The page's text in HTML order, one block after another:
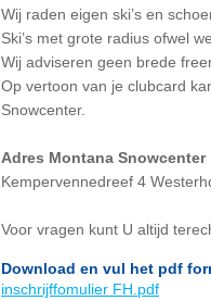
Wij raden eigen ski’s en
Ski’s met grote radius ofwel
Wij adviseren geen brede
Op vertoon van je clubcard
Snowcenter.
Adres Montana Snowcenter
Kempervennedreef 4
Voor vragen kunt U altijd
Download en vul het pdf
inschrijffomulier FH.pdf